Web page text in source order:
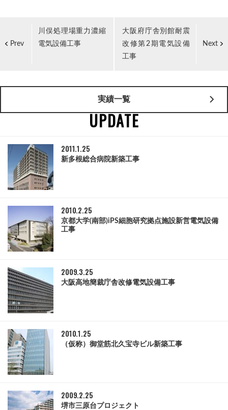
Prev
川俣処理場重力濃縮
電気設備工事
Next
大阪府庁舎別館耐震
改修第2期電気設備
工事
実績一覧
UPDATE
2011.1.25
新多根総合病院新築工事
2010.2.25
京都大学(南部)iPS細胞研究拠点施設新営電気設備
工事
2009.3.25
大阪高地簡裁庁舎改修電気設備工事
2010.1.25
（仮称）御堂筋北久宝寺ビル新築工事
2009.2.25
堺市三原台プロジェクト